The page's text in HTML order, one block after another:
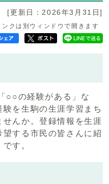
[更新日：2026年3月31日]
クは別ウィンドウで開きます
○○の経験がある」な
を生駒の生涯学習まち
んか。登録情報を生涯
する市民の皆さんに紹
す。